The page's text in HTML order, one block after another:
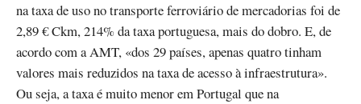
na taxa de uso no transporte ferroviário de mercadorias foi de
2,89 € Ckm, 214% da taxa portuguesa, mais do dobro. E, de
acordo com a AMT, «dos 29 países, apenas quatro tinham
valores mais reduzidos na taxa de acesso à infraestrutura».
Ou seja, a taxa é muito menor em Portugal que na